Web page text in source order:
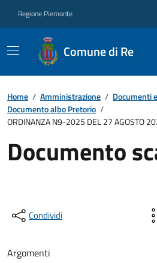
Regione Piemonte
Comune di Re
Home / Amministrazione / Documenti
Documento albo Pretorio /
ORDINANZA N9-2025 DEL 27 AGOSTO
Documento
Condividi
Argomenti